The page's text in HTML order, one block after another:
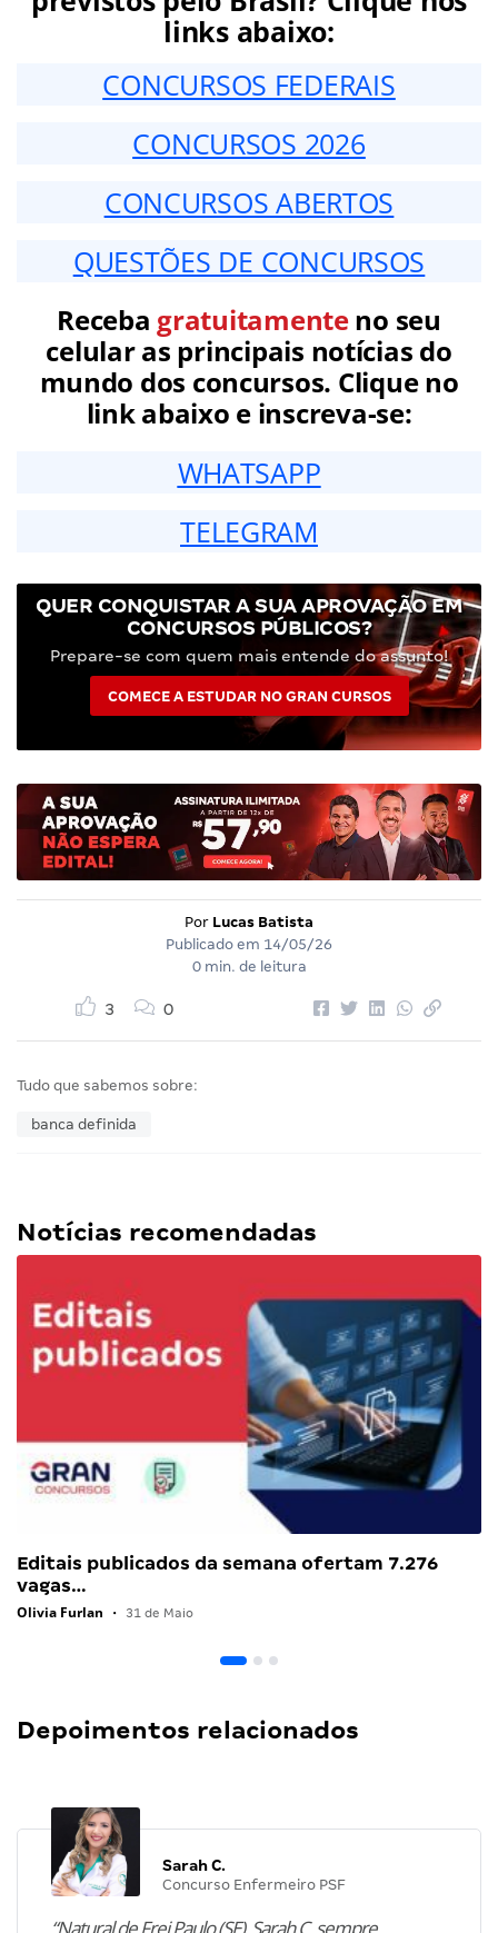
links abaixo:
CONCURSOS FEDERAIS
CONCURSOS 2026
CONCURSOS ABERTOS
QUESTÕES DE CONCURSOS
Receba gratuitamenteno seu
celular as principais notícias do
mundo dos concursos. Clique no
link abaixo e inscreva-se:
WHATSAPP
TELEGRAM
QUER CONQUISTAR A SUA APROVAÇÃO EM
CONCURSOS PÚBLICOS?
Prepare-se com quem mais entende do assunto!
COMECE A ESTUDAR NO GRAN CURSOS
Por Lucas Batista
Publicado em 14/05/26
0 min. de leitura
3 0
Tudo que sabemos sobre:
banca definida
Notícias recomendadas
Editais publicados da semana ofertam 7.276
vagas…
Olivia Furlan • 31 de Maio
Depoimentos relacionados
Sarah C.
Concurso Enfermeiro PSF
“Natural de Frei Paulo (SE), Sarah C. sempre